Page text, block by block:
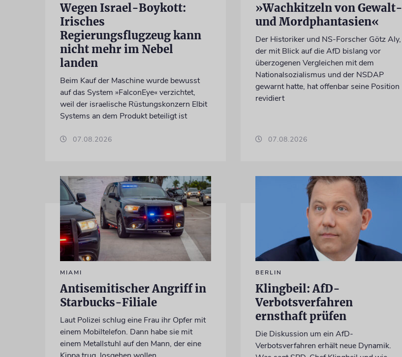
Wegen Israel-Boykott:
Irisches
Regierungsflugzeug kann
nicht mehr im Nebel
landen
Beim Kauf der Maschine wurde bewusst
auf das System »FalconEye« verzichtet,
weil der israelische Rüstungskonzern Elbit
Systems an dem Produkt beteiligt ist
07.08.2026
»Wachkitzeln von Gewalt-
und Mordphantasien«
Der Historiker und NS-Forscher Götz Aly,
der mit Blick auf die AfD bislang vor
überzogenen Vergleichen mit dem
Nationalsozialismus und der NSDAP
gewarnt hatte, hat offenbar seine Position
revidiert
07.08.2026
MIAMI
Antisemitischer Angriff in
Starbucks-Filiale
Laut Polizei schlug eine Frau ihr Opfer mit
einem Mobiltelefon. Dann habe sie mit
einem Metallstuhl auf den Mann, der eine
BERLIN
Klingbeil: AfD-
Verbotsverfahren
ernsthaft prüfen
Die Diskussion um ein AfD-
Verbotsverfahren erhält neue Dynamik.